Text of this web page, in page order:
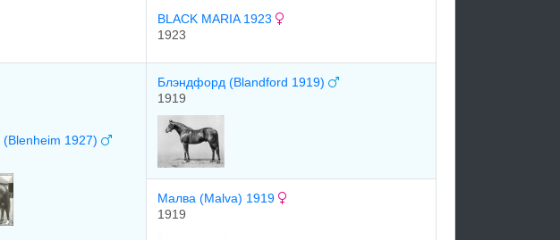
BLACK MARIA 1923
1923
1927)
Блэндфорд (Blandford 1919)
1919
Малва (Malva) 1919
1919